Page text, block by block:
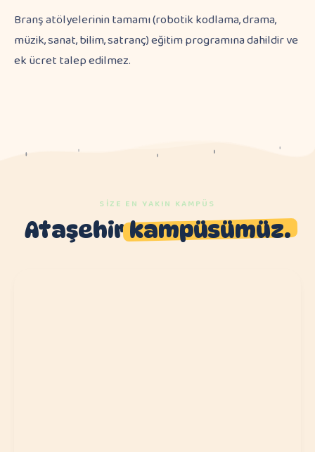
Branş atölyelerinin tamamı (robotik kodlama, drama,
müzik, sanat, bilim, satranç) eğitim programına dahildir ve
ek ücret talep edilmez.
SIZE EN YAKIN KAMPÜS
Ataşehirkampüsümüz.